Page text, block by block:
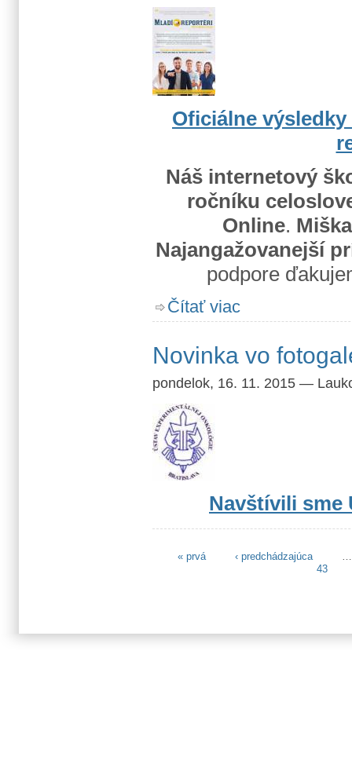
Oficiálne
Náš internetový
ročníku
Online.
Najangažovanejší
podpore
Čítať viac
Novinka vo
pondelok, 16. 11. 2015 —
Navštívili sme
Stránky
« prvá ‹ predchádzajúca
…
43